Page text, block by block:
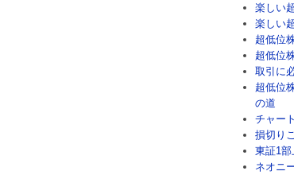
楽しい
楽しい
超低位
超低位
取引に
超低位
の道
チャー
損切り
東証1
ネオニ